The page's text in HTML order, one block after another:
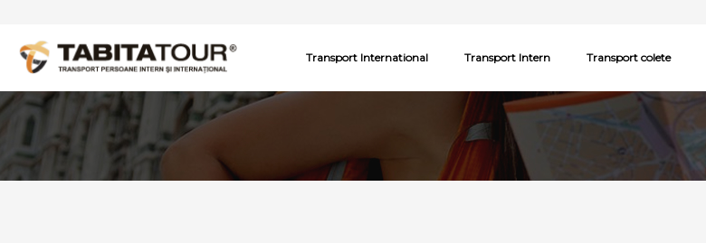
Transport International Transport Intern Transport colete